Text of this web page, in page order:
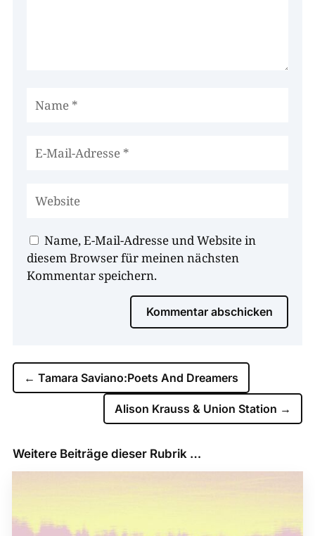
Name, E-Mail-Adresse und Website in
diesem Browser für meinen nächsten
Kommentar speichern.
Kommentar abschicken
← Tamara Saviano:Poets And Dreamers
Alison Krauss & Union Station →
Weitere Beiträge dieser Rubrik …